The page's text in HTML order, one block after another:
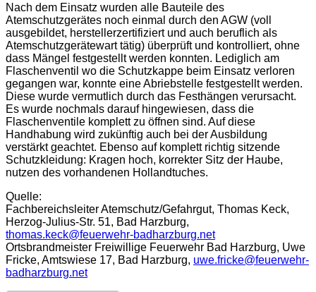
Nach dem Einsatz wurden alle Bauteile des
Atemschutzgerätes noch einmal durch den AGW (voll
ausgebildet, herstellerzertifiziert und auch beruflich als
Atemschutzgerätewart tätig) überprüft und kontrolliert, ohne
dass Mängel festgestellt werden konnten. Lediglich am
Flaschenventil wo die Schutzkappe beim Einsatz verloren
gegangen war, konnte eine Abriebstelle festgestellt werden.
Diese wurde vermutlich durch das Festhängen verursacht.
Es wurde nochmals darauf hingewiesen, dass die
Flaschenventile komplett zu öffnen sind. Auf diese
Handhabung wird zukünftig auch bei der Ausbildung
verstärkt geachtet. Ebenso auf komplett richtig sitzende
Schutzkleidung: Kragen hoch, korrekter Sitz der Haube,
nutzen des vorhandenen Hollandtuches.
Quelle:
Fachbereichsleiter Atemschutz/Gefahrgut, Thomas Keck,
Herzog-Julius-Str. 51, Bad Harzburg,
thomas.keck@feuerwehr-badharzburg.net
Ortsbrandmeister Freiwillige Feuerwehr Bad Harzburg, Uwe
Fricke, Amtswiese 17, Bad Harzburg, uwe.fricke@feuerwehr-
badharzburg.net